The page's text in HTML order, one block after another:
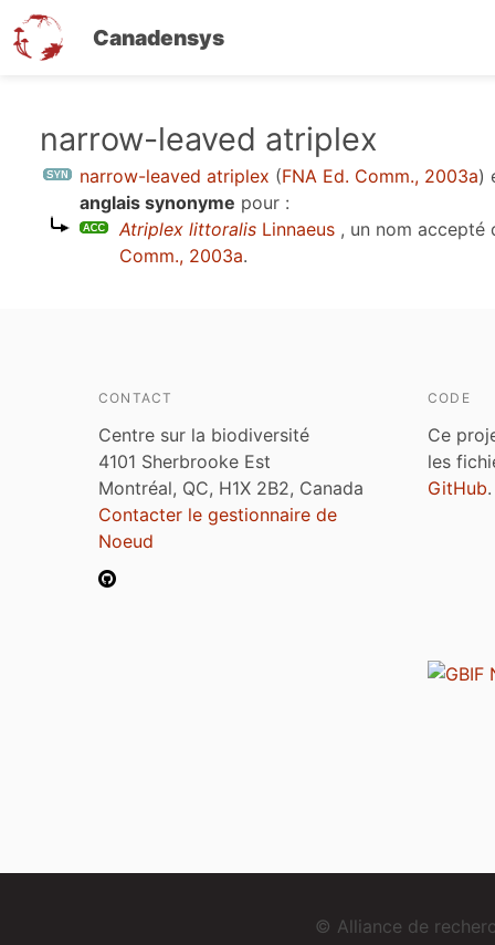
Canadensys
contenu
narrow-leaved atriplex
narrow-leaved atriplex (FNA Ed. Comm., 2003a)
anglais synonyme pour :
Atriplex littoralis Linnaeus , un nom accepté
Comm., 2003a.
CONTACT
Centre sur la biodiversité
4101 Sherbrooke Est
Montréal, QC, H1X 2B2, Canada
Contacter le gestionnaire de
Noeud
CODE
Ce
les
GitHub.
© Alliance de